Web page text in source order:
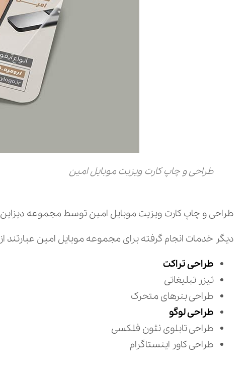
طراحی و چاپ کارت ویزیت موبایل امین
طراحی و چاپ کارت ویزیت موبایل امین توسط مجموعه دیزاین مای
دیگر خدمات انجام گرفته برای مجموعه موبایل امین عبارتند
طراحی تراکت
تیزر تبلیغاتی
طراحی بنرهای متحرک
طراحی لوگو
طراحی تابلوی نئون فلکسی
طراحی کاور اینستاگرام